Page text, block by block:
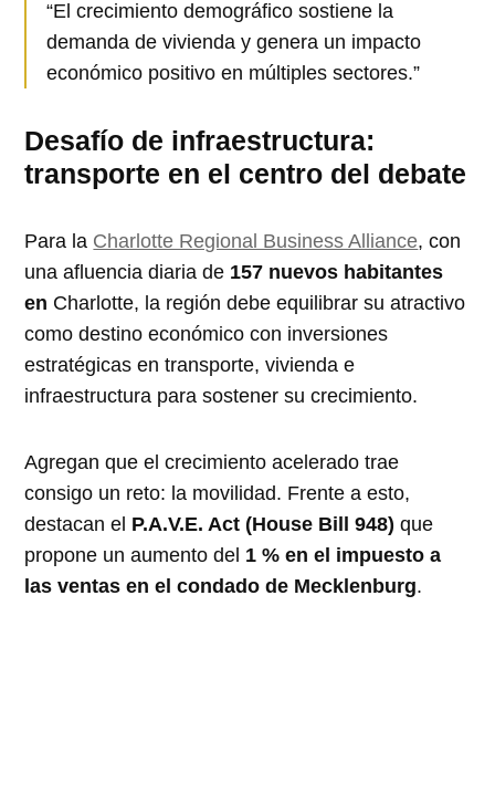
“El crecimiento demográfico sostiene la
demanda de vivienda y genera un impacto
económico positivo en múltiples sectores.”
Desafío de infraestructura:
transporte en el centro del debate
Para la Charlotte Regional Business Alliance, con
una afluencia diaria de 157 nuevos habitantes
en Charlotte, la región debe equilibrar su atractivo
como destino económico con inversiones
estratégicas en transporte, vivienda e
infraestructura para sostener su crecimiento.
Agregan que el crecimiento acelerado trae
consigo un reto: la movilidad. Frente a esto,
destacan el P.A.V.E. Act (House Bill 948) que
propone un aumento del 1 % en el impuesto a
las ventas en el condado de Mecklenburg.